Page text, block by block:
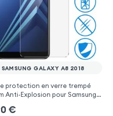
SAMSUNG GALAXY A8 2018
protection en verre trempé
Anti-Explosion pour Samsung
€